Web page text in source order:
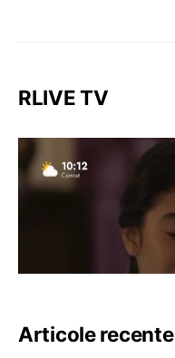
RLIVE TV
Articole recente